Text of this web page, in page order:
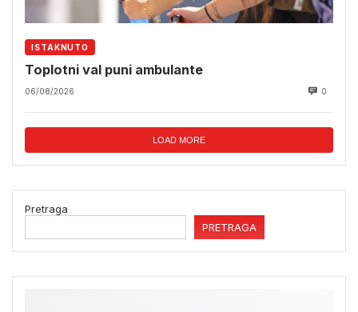
ISTAKNUTO
Toplotni val puni ambulante
06/08/2026 0
LOAD MORE
Pretraga
PRETRAGA